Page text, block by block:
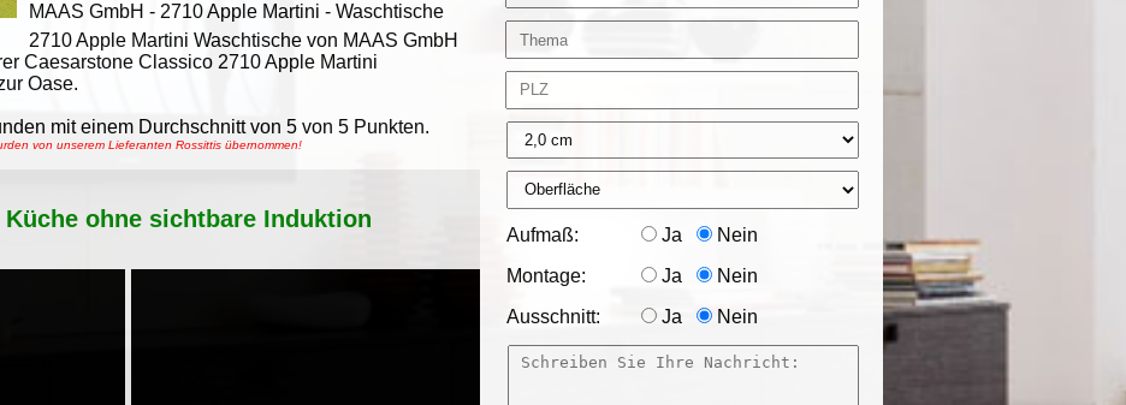
MAAS GmbH - 2710 Apple Martini - Waschtische
2710 Apple Martini Waschtische von MAAS GmbH
Caesarstone Classico 2710 Apple Martini
Oase.
mit einem Durchschnitt von 5 von 5 Punkten.
von unserem Lieferanten Rossittis übernommen!
ohne sichtbare Induktion
Aufmaß: Ja Nein
Montage: Ja Nein
Ausschnitt: Ja Nein